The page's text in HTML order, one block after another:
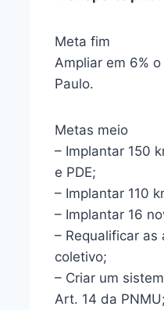
Meta fim
Ampliar em 6%
Paulo.
Metas meio
– Implantar 150
e PDE;
– Implantar 110
– Implantar 16
– Requalificar
coletivo;
– Criar um
Art. 14 da PNMU;